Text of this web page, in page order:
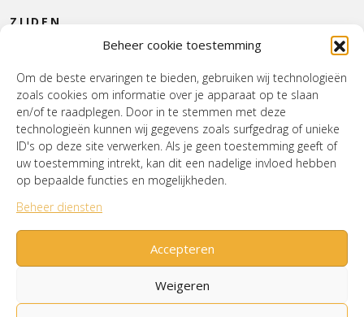
Beheer cookie toestemming
Om de beste ervaringen te bieden, gebruiken wij technologieën
zoals cookies om informatie over je apparaat op te slaan
en/of te raadplegen. Door in te stemmen met deze
technologieën kunnen wij gegevens zoals surfgedrag of unieke
ID's op deze site verwerken. Als je geen toestemming geeft of
uw toestemming intrekt, kan dit een nadelige invloed hebben
op bepaalde functies en mogelijkheden.
Beheer diensten
Accepteren
Weigeren
HOUSE OF WURPEL
OPENINGSTIJDEN
ZIJDEN
INTERIEUR
Verzenden & RetournerenCookiebeleid (EU)
Mijn account